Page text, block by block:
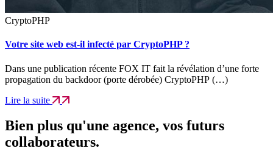
CryptoPHP
Votre site web est-il infecté par CryptoPHP ?
Dans une publication récente FOX IT fait la révélation d’une forte
propagation du backdoor (porte dérobée) CryptoPHP (…)
Lire la suite
Bien plus qu'une agence, vos futurs
collaborateurs.